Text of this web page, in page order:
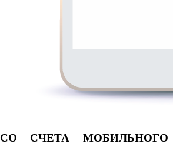
СО СЧЕТА МОБИЛЬНОГО